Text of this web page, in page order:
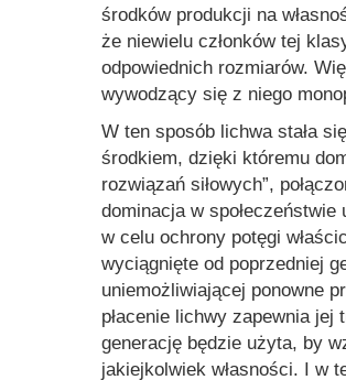
środków produkcji na
że niewielu członków tej
odpowiednich rozmiarów.
wywodzący się z niego
W ten sposób lichwa stała
środkiem, dzięki któremu
rozwiązań siłowych”,
dominacja w
w celu ochrony potęgi
wyciągnięte od poprzedniej
uniemożliwiającej ponowne
płacenie lichwy zapewnia
generację będzie użyta, by
jakiejkolwiek własności. I w